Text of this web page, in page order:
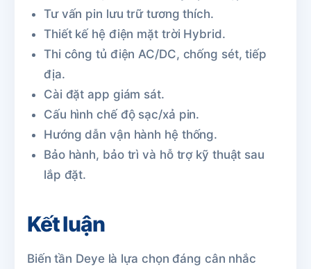
Tư vấn pin lưu trữ tương thích.
Thiết kế hệ điện mặt trời Hybrid.
Thi công tủ điện AC/DC, chống sét, tiếp
địa.
Cài đặt app giám sát.
Cấu hình chế độ sạc/xả pin.
Hướng dẫn vận hành hệ thống.
Bảo hành, bảo trì và hỗ trợ kỹ thuật sau
lắp đặt.
Kết luận
Biến tần Deye là lựa chọn đáng cân nhắc